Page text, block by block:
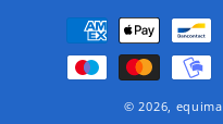
Zahlungsmethoden
© 2026,